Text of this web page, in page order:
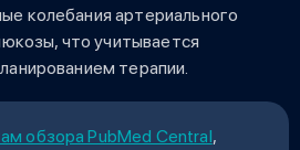
колебания артериального
что учитывается
терапии.
обзора PubMed Central,